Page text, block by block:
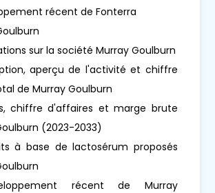
récent de Fonterra
sur la société Murray Goulburn
aperçu de l'activité et chiffre
de Murray Goulburn
chiffre d'affaires et marge brute
(2023-2033)
à base de lactosérum proposés
récent de Murray